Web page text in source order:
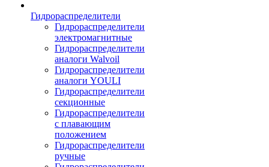
Гидрораспределители
Гидрораспределители
электромагнитные
Гидрораспределители
аналоги Walvoil
Гидрораспределители
аналоги YOULI
Гидрораспределители
секционные
Гидрораспределители
с плавающим
положением
Гидрораспределители
ручные